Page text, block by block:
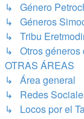
↳ Género
↳ Géneros
↳ Tribu
↳ Otros géneros
OTRAS ÁREAS
↳ Área general
↳ Redes
↳ Locos por el